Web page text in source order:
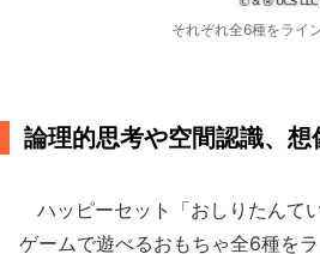
それぞれ全6種をライ
論理的思考や空間認識、想
ハッピーセット「おしりたんて
ゲームで遊べるおもちゃ全6種を